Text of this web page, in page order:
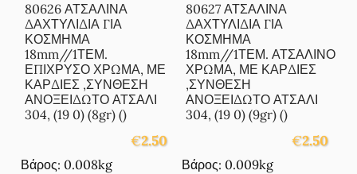
80626 ΑΤΣΑΛΙΝΑ
ΔΑΧΤΥΛΙΔΙΑ ΓΙΑ
ΚΟΣΜΗΜΑ
18mm//1ΤΕΜ.
ΕΠΙΧΡΥΣΟ ΧΡΩΜΑ, ΜΕ
ΚΑΡΔΙΕΣ ,ΣΥΝΘΕΣΗ
ΑΝΟΞΕΙΔΩΤΟ ΑΤΣΑΛΙ
304, (19 0) (8gr) ()
€2.50
Βάρος: 0.008kg
80627 ΑΤΣΑΛΙΝΑ
ΔΑΧΤΥΛΙΔΙΑ ΓΙΑ
ΚΟΣΜΗΜΑ
18mm//1ΤΕΜ. ΑΤΣΑΛΙΝΟ
ΧΡΩΜΑ, ΜΕ ΚΑΡΔΙΕΣ
,ΣΥΝΘΕΣΗ
ΑΝΟΞΕΙΔΩΤΟ ΑΤΣΑΛΙ
304, (19 0) (9gr) ()
€2.50
Βάρος: 0.009kg